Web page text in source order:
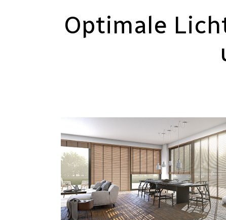
Optimale